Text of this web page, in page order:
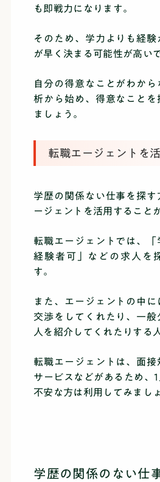
も即戦力になります。
そのため、学力よりも経
が早く決まる可能性が高い
自分の得意なことがわか
析から始め、得意なことを
ましょう。
転職エージェントを
学歴の関係ない仕事を探
ージェントを活用すること
転職エージェントでは、
経験者可」などの求人を
す。
また、エージェントの中に
交渉をしてくれたり、一
人を紹介してくれたりする
転職エージェントは、面接
サービスなどがあるため、
不安な方は利用してみまし
学歴の関係のない仕